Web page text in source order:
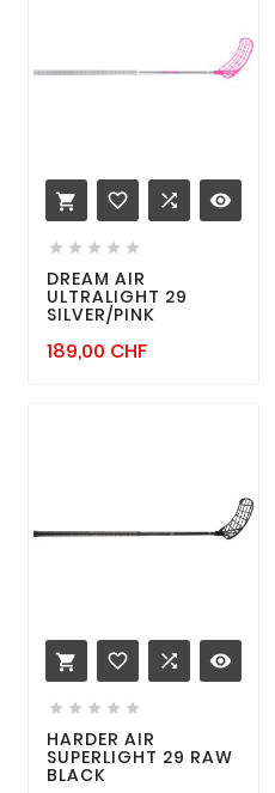
 favorite_border  remove_red_eye
    
DREAM AIR
ULTRALIGHT 29
SILVER/PINK
189,00 CHFPrix
 favorite_border  remove_red_eye
    
HARDER AIR
SUPERLIGHT 29 RAW
BLACK